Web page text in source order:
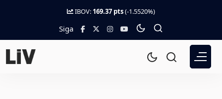
IBOV: 169.37 pts(-1.5520%)
Siga